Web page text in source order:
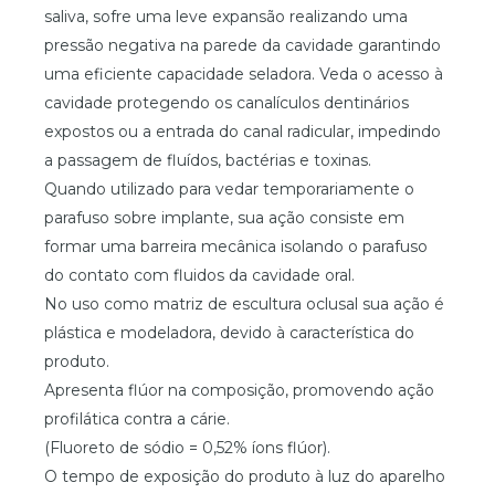
saliva, sofre uma leve expansão realizando uma
pressão negativa na parede da cavidade garantindo
uma eficiente capacidade seladora. Veda o acesso à
cavidade protegendo os canalículos dentinários
expostos ou a entrada do canal radicular, impedindo
a passagem de fluídos, bactérias e toxinas.
Quando utilizado para vedar temporariamente o
parafuso sobre implante, sua ação consiste em
formar uma barreira mecânica isolando o parafuso
do contato com fluidos da cavidade oral.
No uso como matriz de escultura oclusal sua ação é
plástica e modeladora, devido à característica do
produto.
Apresenta flúor na composição, promovendo ação
profilática contra a cárie.
(Fluoreto de sódio = 0,52% íons flúor).
O tempo de exposição do produto à luz do aparelho